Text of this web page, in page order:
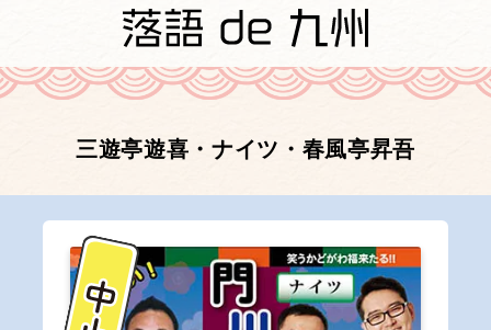
三遊亭遊喜・ナイツ・春風亭昇吾